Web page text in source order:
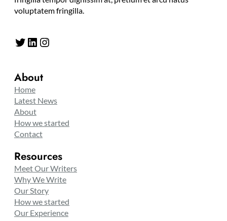
voluptatem fringilla.
Twitter LinkedIn Instagram
About
Home
Latest News
About
How we started
Contact
Resources
Meet Our Writers
Why We Write
Our Story
How we started
Our Experience